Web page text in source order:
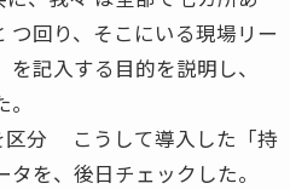
つ回り、そこにいる現場リー
記入する目的を説明し、
区分 こうして導入した「持
を、後日チェックした。